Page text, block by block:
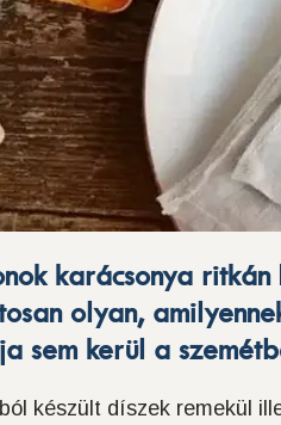
karácsonya
olyan,
sem kerül a
készült díszek remekül